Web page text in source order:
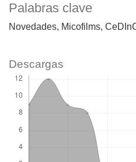
Palabras clave
Novedades Micofilms
Descargas